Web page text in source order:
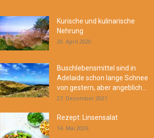
Kurische und kulinarische
Nehrung
20. April 2020
Buschlebensmittel sind in
Adelaide schon lange Schnee
von gestern, aber angeblich...
27. Dezember 2021
Rezept: Linsensalat
14. Mai 2026